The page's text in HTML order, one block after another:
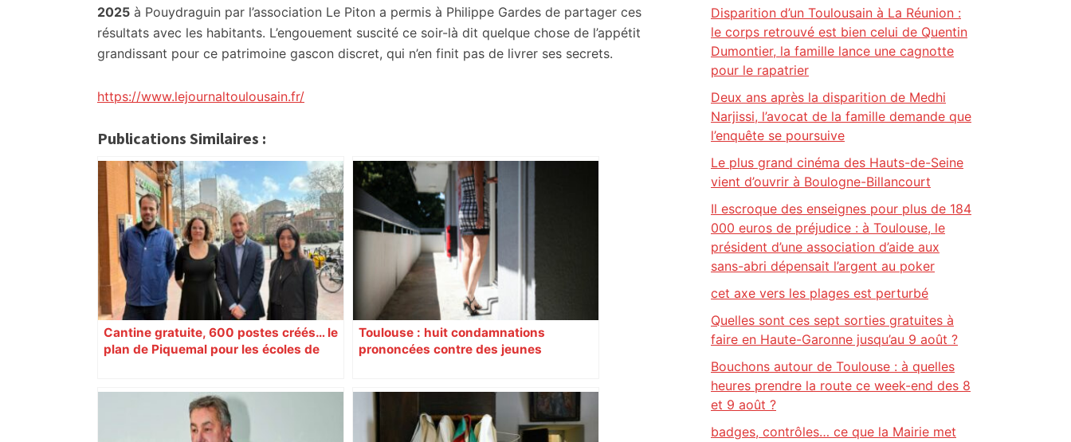
2025 à Pouydraguin par l’association Le Piton a permis à Philippe Gardes de partager ces
résultats avec les habitants. L’engouement suscité ce soir-là dit quelque chose de l’appétit
grandissant pour ce patrimoine gascon discret, qui n’en finit pas de livrer ses secrets.
https://www.lejournaltoulousain.fr/
Publications Similaires :
Cantine gratuite, 600 postes créés… le
plan de Piquemal pour les écoles de
Toulouse : huit condamnations
prononcées contre des jeunes
Disparition d’un Toulousain à La Réunion :
le corps retrouvé est bien celui de Quentin
Dumontier, la famille lance une cagnotte
pour le rapatrier
Deux ans après la disparition de Medhi
Narjissi, l’avocat de la famille demande que
l’enquête se poursuive
Le plus grand cinéma des Hauts-de-Seine
vient d’ouvrir à Boulogne-Billancourt
Il escroque des enseignes pour plus de 184
000 euros de préjudice : à Toulouse, le
président d’une association d’aide aux
sans-abri dépensait l’argent au poker
cet axe vers les plages est perturbé
Quelles sont ces sept sorties gratuites à
faire en Haute-Garonne jusqu’au 9 août ?
Bouchons autour de Toulouse : à quelles
heures prendre la route ce week-end des 8
et 9 août ?
badges, contrôles… ce que la Mairie met